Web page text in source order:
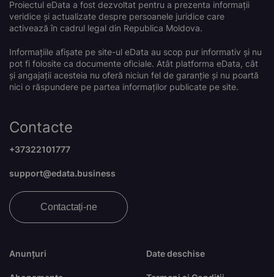
Proiectul eData a fost dezvoltat pentru a prezenta informații
veridice și actualizate despre persoanele juridice care
activează în cadrul legal din Republica Moldova.
Informațiile afișate pe site-ul eData au scop pur informativ și nu
pot fi folosite ca documente oficiale. Atât platforma eData, cât
și angajații acesteia nu oferă niciun fel de garanție și nu poartă
nici o răspundere pe partea informaților publicate pe site.
Anunțuri Date deschise
Contacte
+37322101777
support@edata.business
Contactați-ne